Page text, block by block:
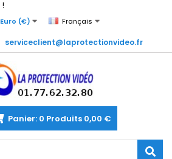
Euro (€) Français
serviceclient@laprotectionvideo.fr
Panier: 0 Produits 0,00 €